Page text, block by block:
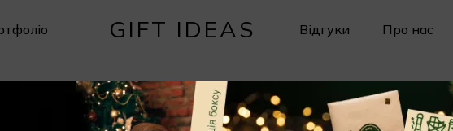
GIFT IDEAS Відгуки Про нас
Кошик
каменів для віскі